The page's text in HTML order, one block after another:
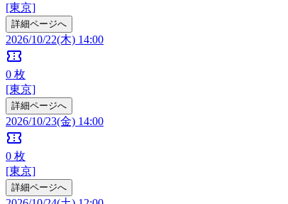
[東京]
詳細ページへ
2026/10/22(木) 14:00
confirmation_number
0 枚
[東京]
詳細ページへ
2026/10/23(金) 14:00
confirmation_number
0 枚
[東京]
詳細ページへ